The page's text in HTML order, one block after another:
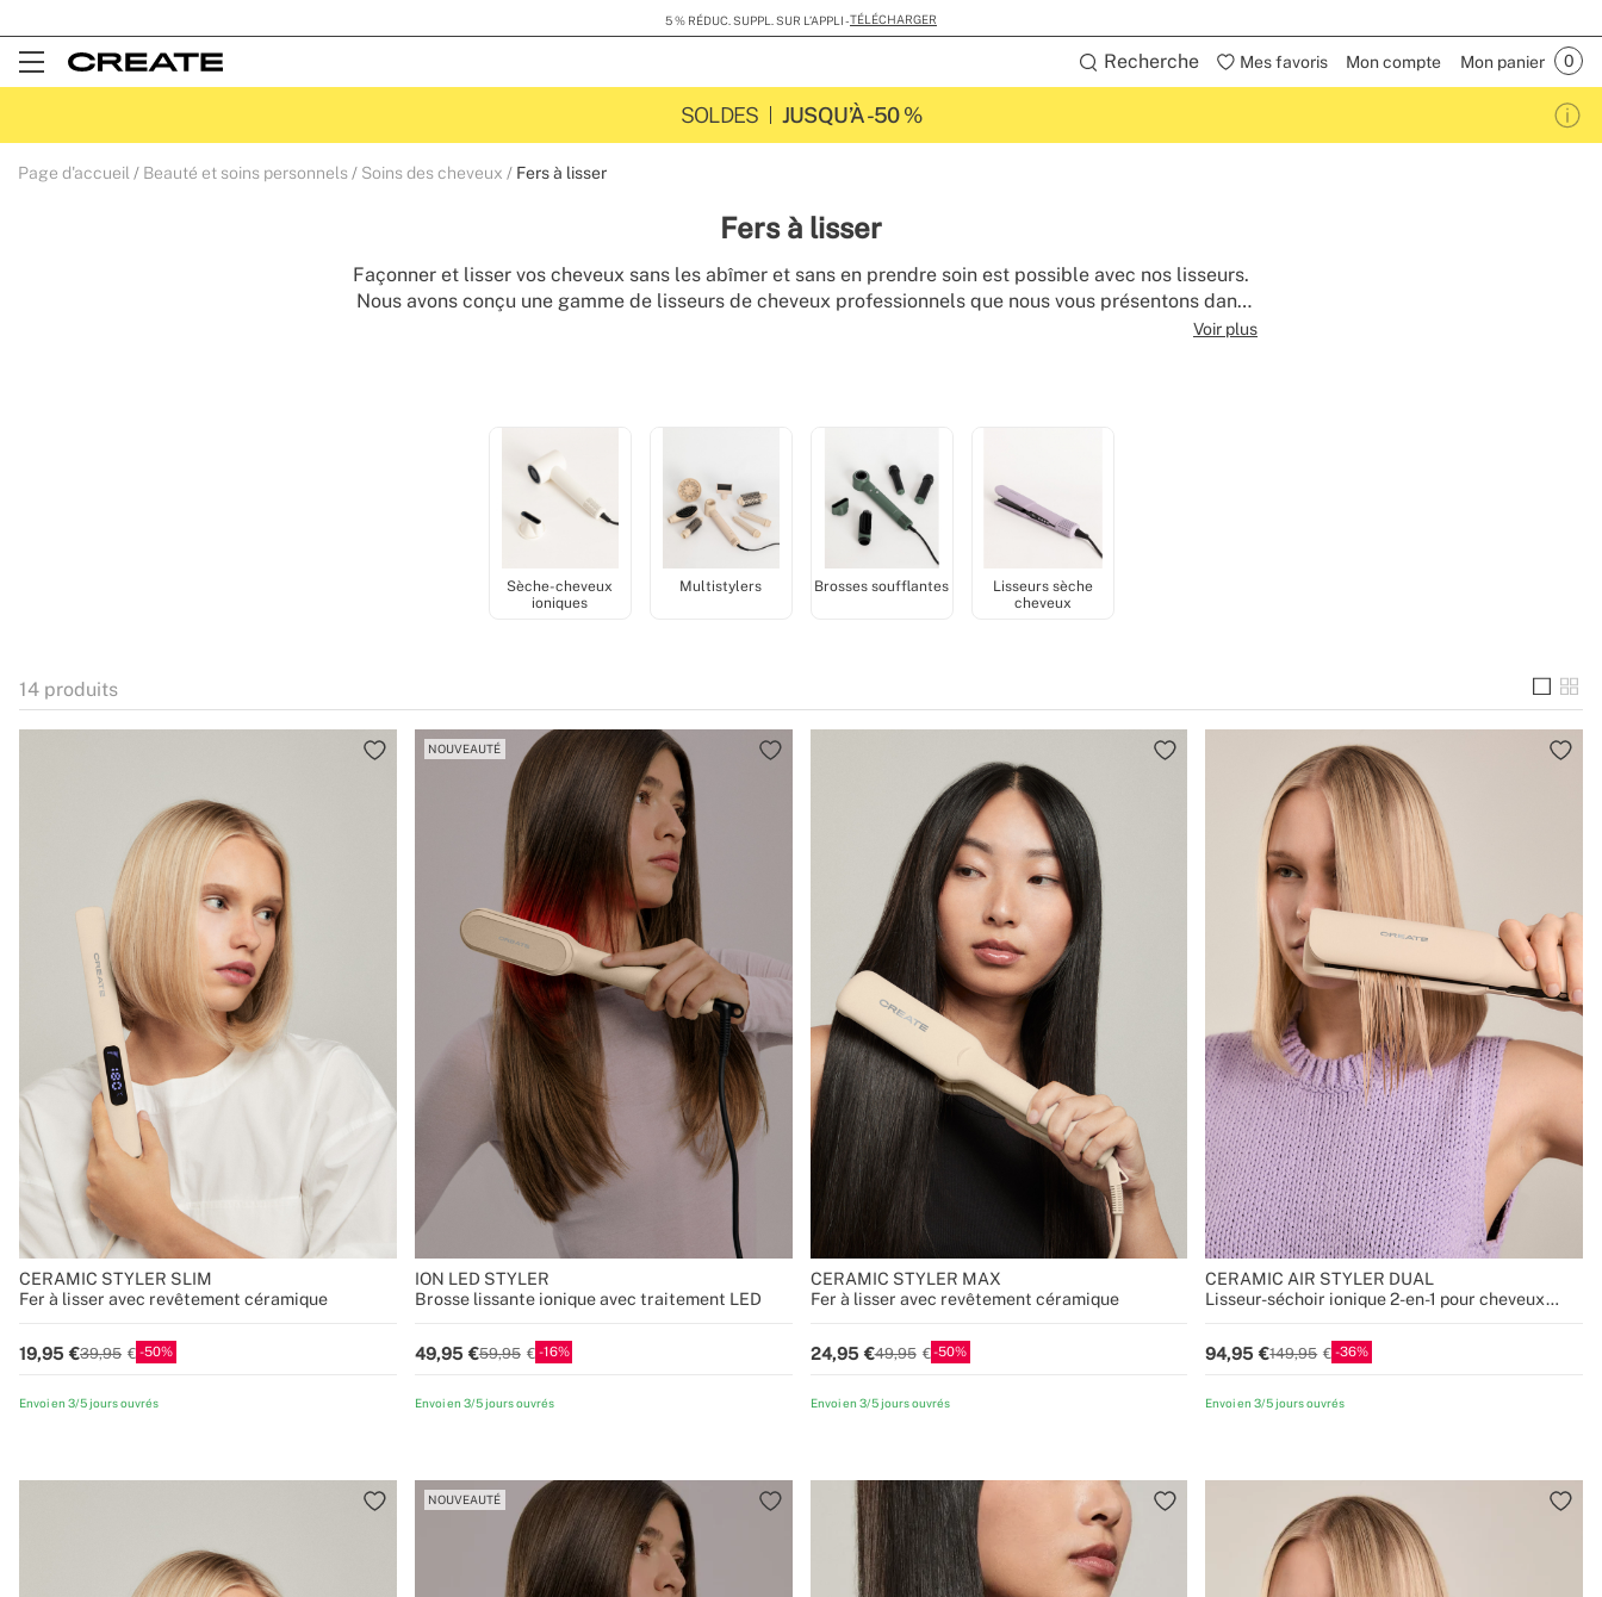
5 % RÉDUC. SUPPL. SUR L’APPLI -TÉLÉCHARGER
Open
Recherche Mes favoris Mon compte Mon panier
SOLDES JUSQU’À -50 %
Page d'accueil Beauté et soins personnels Soins des cheveux Fers à lisser
Fers à lisser
Façonner et lisser vos cheveux sans les abîmer et sans en prendre soin est possible avec nos lisseurs.
Nous avons conçu une gamme de lisseurs de cheveux professionnels que nous vous présentons dans
des couleurs pastel. Un lisseur à cheveux et les lisseurs CREATE s'adaptent à vos cheveux, les lissent
Voir plus
Sèche-cheveux
ioniques
Multistylers Brosses soufflantes
Lisseurs sèche
cheveux
14 produits
CERAMIC STYLER SLIM
Fer à lisser avec revêtement céramique
19,95 39,95 50
Envoi en 3/5 jours ouvrés
NOUVEAUTÉ
ION LED STYLER
Brosse lissante ionique avec traitement LED
49,95 59,95 16
Envoi en 3/5 jours ouvrés
CERAMIC STYLER MAX
Fer à lisser avec revêtement céramique
24,95 49,95 50
Envoi en 3/5 jours ouvrés
CERAMIC AIR STYLER DUAL
Lisseur-séchoir ionique 2-en-1 pour cheveux
94,95
149,95 36
Envoi en 3/5 jours ouvrés
NOUVEAUTÉ